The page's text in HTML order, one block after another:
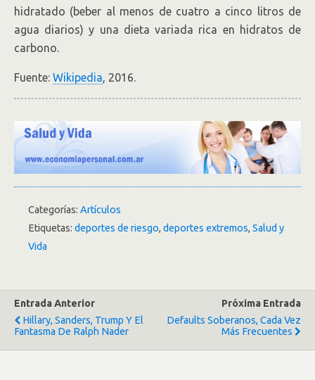
hidratado (beber al menos de cuatro a cinco litros de
agua diarios) y una dieta variada rica en hidratos de
carbono.
Fuente: Wikipedia, 2016.
Categorías: Artículos
Etiquetas: deportes de riesgo, deportes extremos, Salud y
Vida
Entrada Anterior
Hillary, Sanders, Trump Y El
Fantasma De Ralph Nader
Próxima Entrada
Defaults Soberanos, Cada Vez
Más Frecuentes